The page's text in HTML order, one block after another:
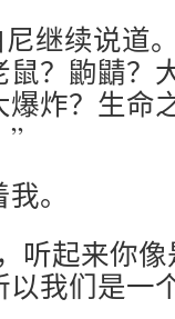
继续说道
鼠？鼩鼱？
炸？生命
”
。
听起来你
我们是一